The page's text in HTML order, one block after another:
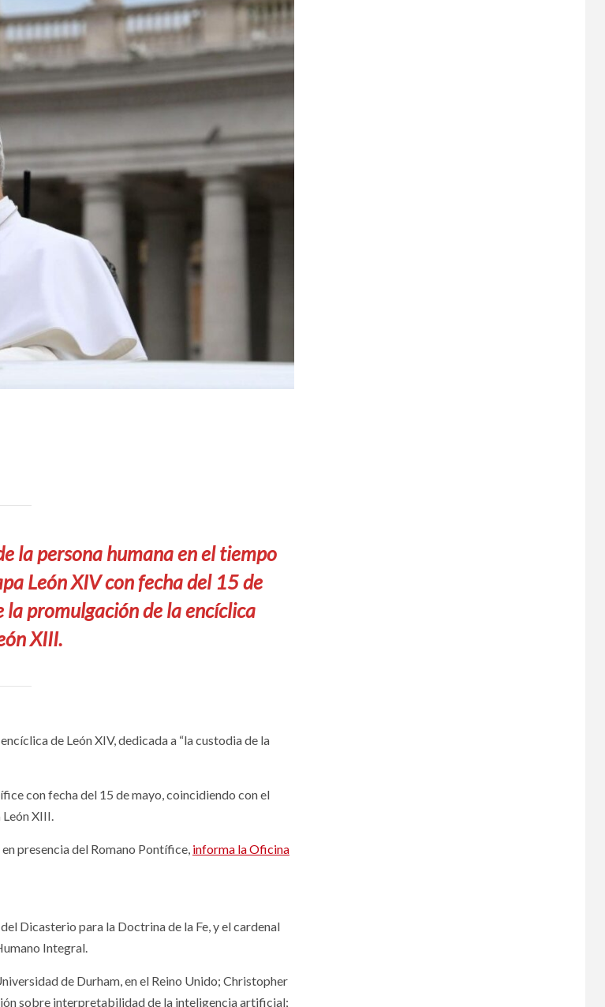
la persona humana en el tiempo
León XIV con fecha del 15 de
promulgación de la encíclica
XIII.
de León XIV, dedicada a “la custodia de la
con fecha del 15 de mayo, coincidiendo con el
XIII.
presencia del Romano Pontífice, informa la Oficina
Dicasterio para la Doctrina de la Fe, y el cardenal
Integral.
de Durham, en el Reino Unido; Christopher
sobre interpretabilidad de la inteligencia artificial;